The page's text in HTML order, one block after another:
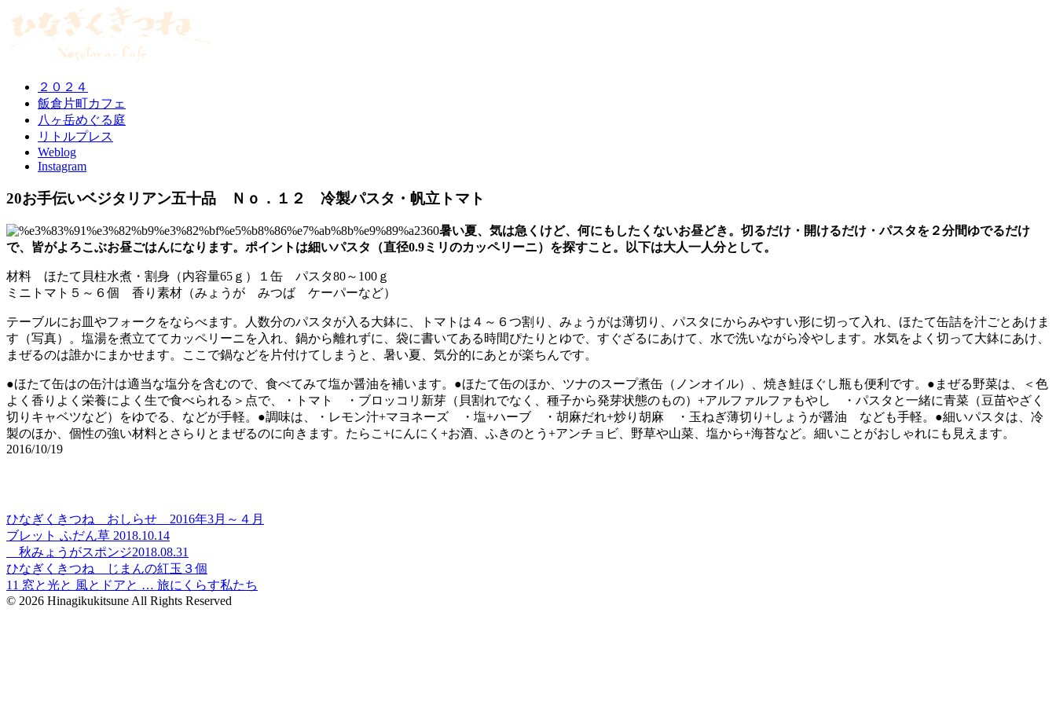
２０２４
飯倉片町カフェ
八ヶ岳めぐる庭
リトルプレス
Weblog
Instagram
20お手伝いベジタリアン五十品 Ｎｏ．１２ 冷製パスタ・帆立トマト
暑い夏、気は急くけど、何にもしたくないお昼どき。切るだけ・開けるだけ・パスタを２分間ゆでるだけ
で、皆がよろこぶお昼ごはんになります。ポイントは細いパスタ（直径0.9ミリのカッペリーニ）を探すこと。以下は大人一人分として。
材料 ほたて貝柱水煮・割身（内容量65ｇ）１缶 パスタ80～100ｇ
ミニトマト５～６個 香り素材（みょうが みつば ケーパーなど）
テーブルにお皿やフォークをならべます。人数分のパスタが入る大鉢に、トマトは４～６つ割り、みょうがは薄切り、パスタにからみやすい形に切って入れ、ほたて缶詰を汁ごとあけま
す（写真）。塩湯を煮立ててカッペリーニを入れ、鍋から離れずに、袋に書いてある時間ぴたりとゆで、すぐざるにあけて、水で洗いながら冷やします。水気をよく切って大鉢にあけ、
まぜるのは誰かにまかせます。ここで鍋などを片付けてしまうと、暑い夏、気分的にあとが楽ちんです。
●ほたて缶はの缶汁は適当な塩分を含むので、食べてみて塩か醤油を補います。●ほたて缶のほか、ツナのスープ煮缶（ノンオイル）、焼き鮭ほぐし瓶も便利です。●まぜる野菜は、＜色
よく香りよく栄養によく生で食べられる＞点で、・トマト ・ブロッコリ新芽（貝割れでなく、種子から発芽状態のもの）+アルファルファもやし ・パスタと一緒に青菜（豆苗やざく
切りキャベツなど）をゆでる、などが手軽。●調味は、・レモン汁+マヨネーズ ・塩+ハーブ ・胡麻だれ+炒り胡麻 ・玉ねぎ薄切り+しょうが醤油 なども手軽。●細いパスタは、冷
製のほか、個性の強い材料とさらりとまぜるのに向きます。たらこ+にんにく+お酒、ふきのとう+アンチョビ、野草や山菜、塩から+海苔など。細いことがおしゃれにも見えます。
2016/10/19
ひなぎくきつね おしらせ 2016年3月～４月
ブレット ふだん草 2018.10.14
秋みょうがスポンジ2018.08.31
ひなぎくきつね じまんの紅玉３個
11 窓と光と 風とドアと … 旅にくらす私たち
© 2026 Hinagikukitsune All Rights Reserved